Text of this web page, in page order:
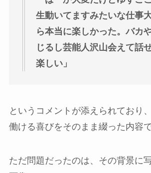
生動いてますみたいな仕事
ら本当に楽しかった。バカ
じるし芸能人沢山会えて話
楽しい」
というコメントが添えられており
働ける喜びをそのまま綴った内容で
ただ問題だったのは、その背景に